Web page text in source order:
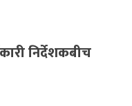
निर्देशकबीच